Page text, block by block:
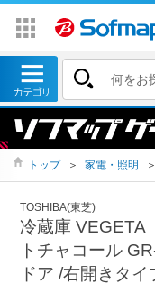
トップ ＞ 家電・照明 ＞
TOSHIBA(東芝)
冷蔵庫 VEGETA
トチャコール
ドア /右開きタ